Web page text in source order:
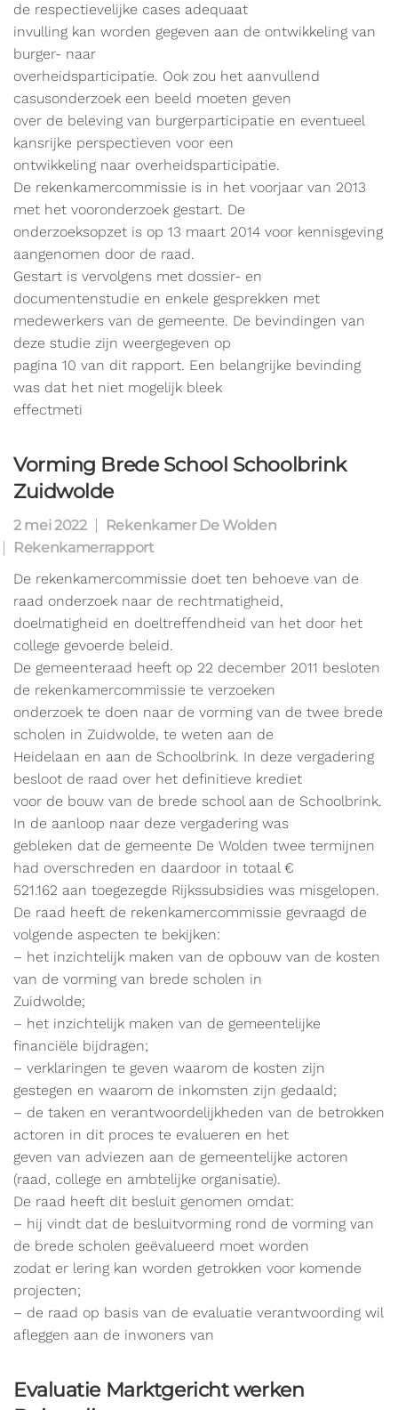
de respectievelijke cases adequaat
invulling kan worden gegeven aan de ontwikkeling van
burger- naar
overheidsparticipatie. Ook zou het aanvullend
casusonderzoek een beeld moeten geven
over de beleving van burgerparticipatie en eventueel
kansrijke perspectieven voor een
ontwikkeling naar overheidsparticipatie.
De rekenkamercommissie is in het voorjaar van 2013
met het vooronderzoek gestart. De
onderzoeksopzet is op 13 maart 2014 voor kennisgeving
aangenomen door de raad.
Gestart is vervolgens met dossier- en
documentenstudie en enkele gesprekken met
medewerkers van de gemeente. De bevindingen van
deze studie zijn weergegeven op
pagina 10 van dit rapport. Een belangrijke bevinding
was dat het niet mogelijk bleek
effectmeti
Vorming Brede School Schoolbrink
Zuidwolde
2 mei 2022
Rekenkamer De Wolden
Rekenkamerrapport
De rekenkamercommissie doet ten behoeve van de
raad onderzoek naar de rechtmatigheid,
doelmatigheid en doeltreffendheid van het door het
college gevoerde beleid.
De gemeenteraad heeft op 22 december 2011 besloten
de rekenkamercommissie te verzoeken
onderzoek te doen naar de vorming van de twee brede
scholen in Zuidwolde, te weten aan de
Heidelaan en aan de Schoolbrink. In deze vergadering
besloot de raad over het definitieve krediet
voor de bouw van de brede school aan de Schoolbrink.
In de aanloop naar deze vergadering was
gebleken dat de gemeente De Wolden twee termijnen
had overschreden en daardoor in totaal €
521.162 aan toegezegde Rijkssubsidies was misgelopen.
De raad heeft de rekenkamercommissie gevraagd de
volgende aspecten te bekijken:
– het inzichtelijk maken van de opbouw van de kosten
van de vorming van brede scholen in
Zuidwolde;
– het inzichtelijk maken van de gemeentelijke
financiële bijdragen;
– verklaringen te geven waarom de kosten zijn
gestegen en waarom de inkomsten zijn gedaald;
– de taken en verantwoordelijkheden van de betrokken
actoren in dit proces te evalueren en het
geven van adviezen aan de gemeentelijke actoren
(raad, college en ambtelijke organisatie).
De raad heeft dit besluit genomen omdat:
– hij vindt dat de besluitvorming rond de vorming van
de brede scholen geëvalueerd moet worden
zodat er lering kan worden getrokken voor komende
projecten;
– de raad op basis van de evaluatie verantwoording wil
afleggen aan de inwoners van
Evaluatie Marktgericht werken